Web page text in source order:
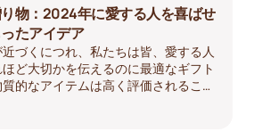
物：2024年に愛する人を喜ばせ
たアイデア
づくにつれ、私たちは皆、愛する人
ど大切かを伝えるのに最適なギフト
的なアイテムは高く評価されること
味のある贈り物は表面的なものでは